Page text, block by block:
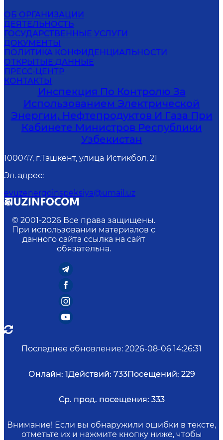
ОБ ОРГАНИЗАЦИИ
ДЕЯТЕЛЬНОСТЬ
ГОСУДАРСТВЕННЫЕ УСЛУГИ
ДОКУМЕНТЫ
ПОЛИТИКА КОНФИДЕНЦИАЛЬНОСТИ
ОТКРЫТЫЕ ДАННЫЕ
ПРЕСС-ЦЕНТР
КОНТАКТЫ
Инспекция По Контролю За
Использованием Электрической
Энергии, Нефтепродуктов И Газа При
Кабинете Министров Республики
Узбекистан
100047, г.Ташкент, улица Истикбол, 21
Эл. адрес:
evuzenergoinspeksiya@umail.uz
© 2001-2026 Все права защищены.
При использовании материалов с
данного сайта ссылка на сайт
обязательна.
Последнее обновление: 2026-08-06 14:26:31
Онлайн: 1Действий: 733Посещений: 229
Ср. прод. посещения: 333
Внимание! Если вы обнаружили ошибки в тексте,
отметьте их и нажмите кнопку ниже, чтобы